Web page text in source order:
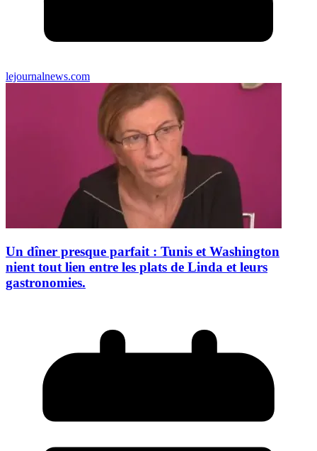
lejournalnews.com
Un dîner presque parfait : Tunis et Washington
nient tout lien entre les plats de Linda et leurs
gastronomies.